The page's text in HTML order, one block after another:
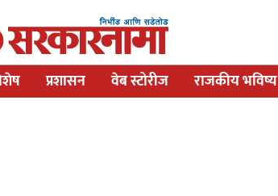
प्रशासन वेब स्टोरीज राजकीय भविष्य